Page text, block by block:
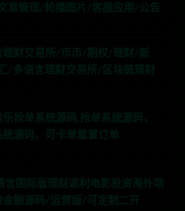
章管理/轮播图片/客服应用/公告
理财交易所/币币/期权/理财/新
/多语言理财交易所/区块链理财
乐抢单系统源码,抢单系统源码，
统源码，可卡单重置订单
言国际版理财返利电影投资海外项
金融源码/运营版/可定制二开